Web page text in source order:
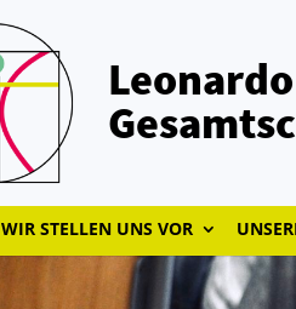
WIR STELLEN UNS VOR